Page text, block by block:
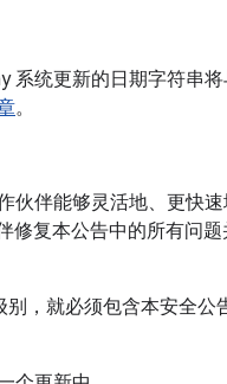
系统更新的日期字符串
。
伙伴能够灵活地、更快
修复本公告中的所有问
，就必须包含本安全公